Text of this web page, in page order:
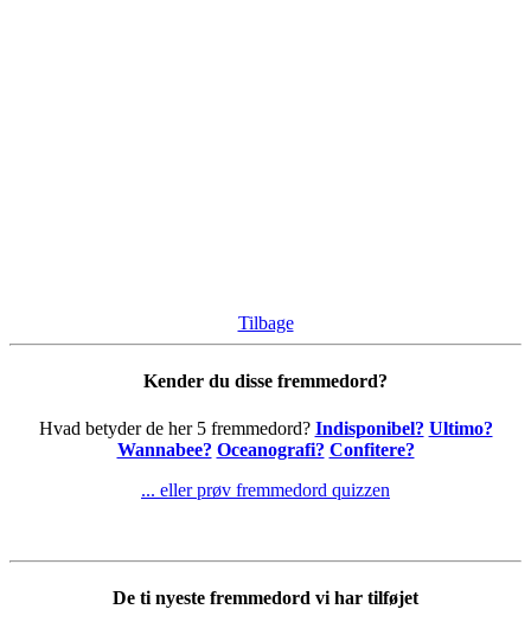
Tilbage
Kender du disse fremmedord?
Hvad betyder de her 5 fremmedord? Indisponibel? Ultimo?
Wannabee? Oceanografi? Confitere?
... eller prøv fremmedord quizzen
De ti nyeste fremmedord vi har tilføjet